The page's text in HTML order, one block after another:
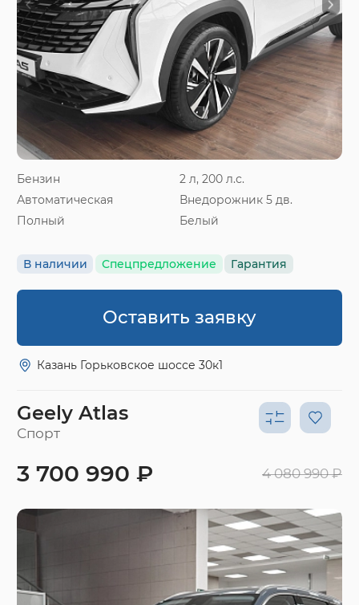
Бензин
2 л, 200 л.с.
Автоматическая
Внедорожник 5 дв.
Полный
Белый
В наличии Спецпредложение Гарантия
Оставить заявку
Казань Горьковское шоссе 30к1
Geely Atlas
Спорт
3 700 990 ₽ 4 080 990 ₽